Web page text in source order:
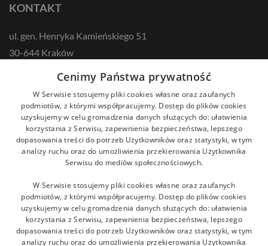
KONTAKT
ul. gen. Henryka Kamieńskiego 51
30-644 Kraków
kontakt@zikodlazdrowia.org
DOWIEDZ SIĘ WIĘCEJ!
Cenimy Państwa prywatność
W Serwisie stosujemy pliki cookies własne oraz zaufanych
podmiotów, z którymi współpracujemy. Dostęp do plików cookies
uzyskujemy w celu gromadzenia danych służących do: ułatwienia
korzystania z Serwisu, zapewnienia bezpieczeństwa, lepszego
dopasowania treści do potrzeb Użytkowników oraz statystyki, w tym
analizy ruchu oraz do umożliwienia przekierowania Użytkownika
Serwisu do mediów społecznościowych.
W Serwisie stosujemy pliki cookies własne oraz zaufanych
podmiotów, z którymi współpracujemy. Dostęp do plików cookies
uzyskujemy w celu gromadzenia danych służących do: ułatwienia
korzystania z Serwisu, zapewnienia bezpieczeństwa, lepszego
dopasowania treści do potrzeb Użytkowników oraz statystyki, w tym
analizy ruchu oraz do umożliwienia przekierowania Użytkownika